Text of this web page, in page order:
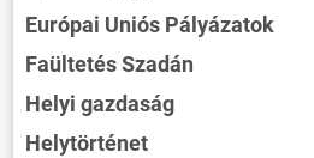
Európai Uniós Pályázatok
Faültetés Szadán
Helyi gazdaság
Helytörténet